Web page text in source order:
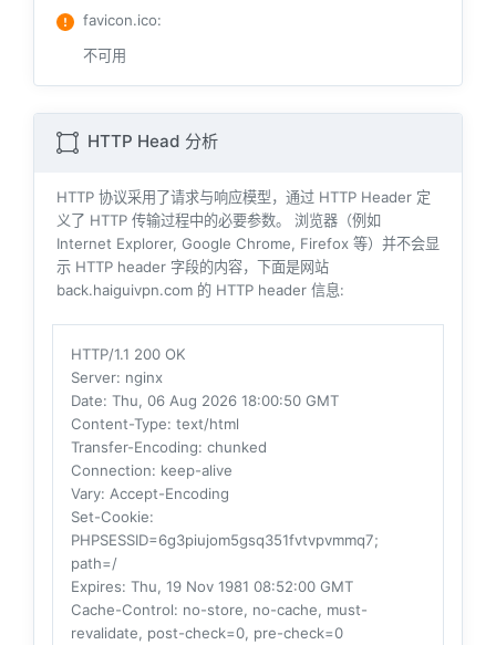
favicon.ico:
不可用
HTTP Head 分析
HTTP 协议采用了请求与响应模型，通过 HTTP Header 定
义了 HTTP 传输过程中的必要参数。 浏览器（例如
Internet Explorer, Google Chrome, Firefox 等）并不会显
示 HTTP header 字段的内容，下面是网站
back.haiguivpn.com 的 HTTP header 信息:
HTTP/1.1 200 OK
Server: nginx
Date: Thu, 06 Aug 2026 18:00:50 GMT
Content-Type: text/html
Transfer-Encoding: chunked
Connection: keep-alive
Vary: Accept-Encoding
Set-Cookie:
PHPSESSID=6g3piujom5gsq351fvtvpvmmq7;
path=/
Expires: Thu, 19 Nov 1981 08:52:00 GMT
Cache-Control: no-store, no-cache, must-
revalidate, post-check=0, pre-check=0